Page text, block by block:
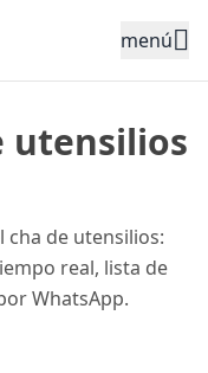
menú
utensilios
cha de utensilios:
real, lista de
WhatsApp.